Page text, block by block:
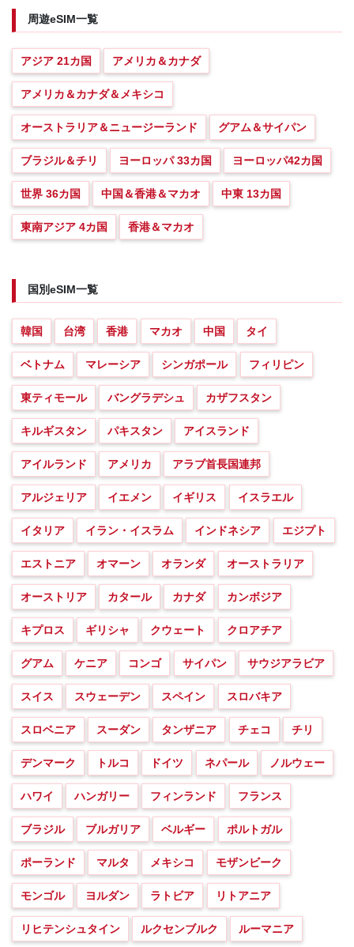
周遊eSIM一覧
アジア 21カ国 アメリカ＆カナダ
アメリカ＆カナダ＆メキシコ
オーストラリア＆ニュージーランド グアム＆サイパン
ブラジル＆チリ ヨーロッパ 33カ国 ヨーロッパ42カ国
世界 36カ国 中国＆香港＆マカオ 中東 13カ国
東南アジア 4カ国 香港＆マカオ
国別eSIM一覧
韓国 台湾 香港 マカオ 中国 タイ
ベトナム マレーシア シンガポール フィリピン
東ティモール バングラデシュ カザフスタン
キルギスタン パキスタン アイスランド
アイルランド アメリカ アラブ首長国連邦
アルジェリア イエメン イギリス イスラエル
イタリア イラン・イスラム インドネシア エジプト
エストニア オマーン オランダ オーストラリア
オーストリア カタール カナダ カンボジア
キプロス ギリシャ クウェート クロアチア
グアム ケニア コンゴ サイパン サウジアラビア
スイス スウェーデン スペイン スロバキア
スロベニア スーダン タンザニア チェコ チリ
デンマーク トルコ ドイツ ネパール ノルウェー
ハワイ ハンガリー フィンランド フランス
ブラジル ブルガリア ベルギー ポルトガル
ポーランド マルタ メキシコ モザンビーク
モンゴル ヨルダン ラトビア リトアニア
リヒテンシュタイン ルクセンブルク ルーマニア